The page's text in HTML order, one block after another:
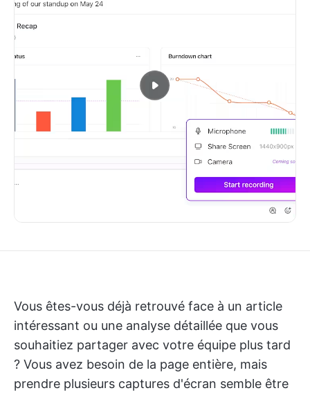
Vous êtes-vous déjà retrouvé face à un article
intéressant ou une analyse détaillée que vous
souhaitiez partager avec votre équipe plus tard
? Vous avez besoin de la page entière, mais
prendre plusieurs captures d'écran semble être